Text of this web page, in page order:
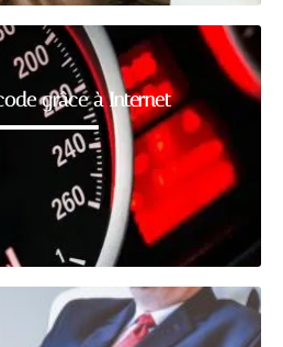
grâce à Internet